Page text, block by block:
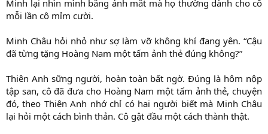
Minh lại nhìn mình bằng ánh mắt mà họ thường dành cho cô
mỗi lần cô mỉm cười.
Minh Châu hỏi nhỏ như sợ làm vỡ không khí đang yên. “Cậu
đã từng tặng Hoàng Nam một tấm ảnh thẻ đúng không?”
Thiên Anh sững người, hoàn toàn bất ngờ. Đúng là hôm nộp
tập san, cô đã đưa cho Hoàng Nam một tấm ảnh thẻ, chuyện
đó, theo Thiên Anh nhớ chỉ có hai người biết mà Minh Châu
lại hỏi một cách bình thản. Cô gật đầu một cách thành thật.